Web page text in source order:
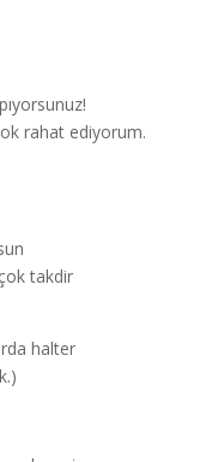
rahat ediyorum.
takdir
halter